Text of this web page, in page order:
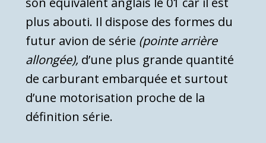
plus abouti. Il dispose des formes du
futur avion de série (pointe arrière
allongée), d’une plus grande quantité
de carburant embarquée et surtout
d’une motorisation proche de la
définition série.